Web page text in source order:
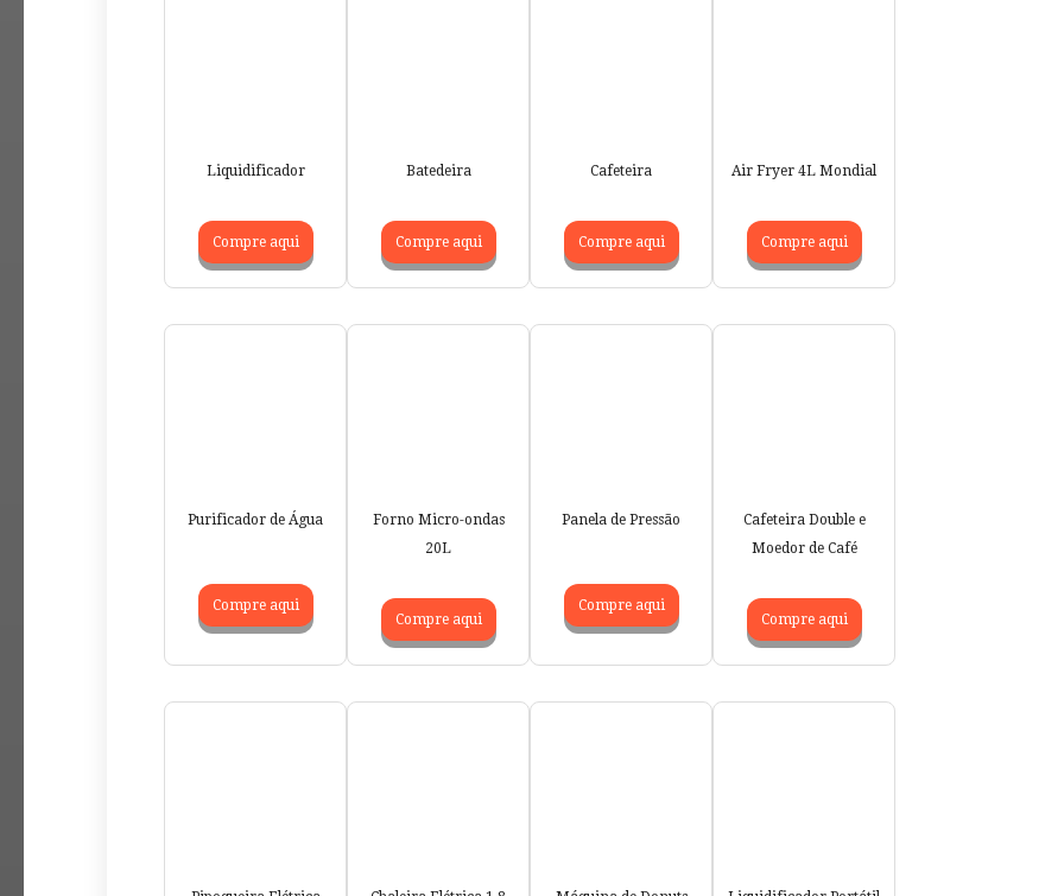
Liquidificador
Compre aqui
Batedeira
Compre aqui
Cafeteira
Compre aqui
Air Fryer 4L Mondial
Compre aqui
Purificador de Água
Compre aqui
Forno Micro-ondas
20L
Compre aqui
Panela de Pressão
Compre aqui
Cafeteira Double e
Moedor de Café
Compre aqui